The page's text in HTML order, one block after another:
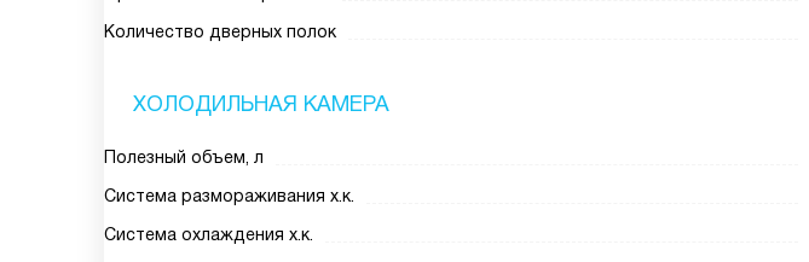
Количество дверных полок
ХОЛОДИЛЬНАЯ КАМЕРА
Полезный объем, л
Система размораживания х.к.
Система охлаждения х.к.